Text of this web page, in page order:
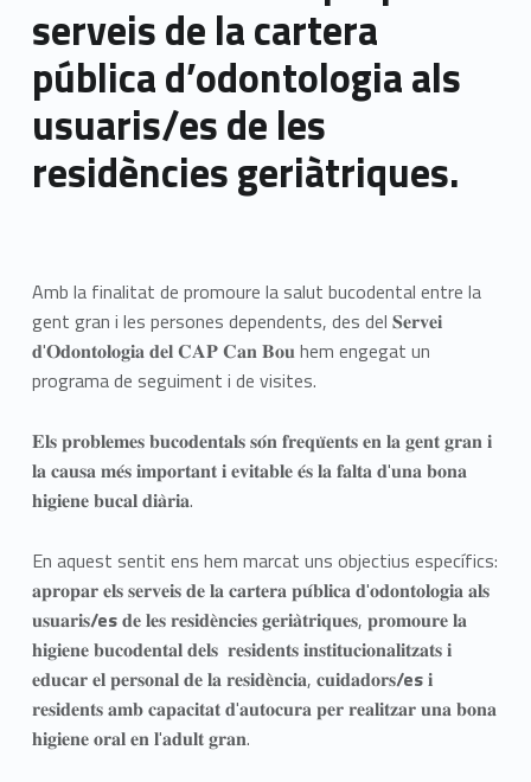
serveis de la cartera
pública d’odontologia als
usuaris/es de les
residències geriàtriques.
Amb la finalitat de promoure la salut bucodental entre la
gent gran i les persones dependents, des del 𝐒𝐞𝐫𝐯𝐞𝐢
𝐝'𝐎𝐝𝐨𝐧𝐭𝐨𝐥𝐨𝐠𝐢𝐚 𝐝𝐞𝐥 𝐂𝐀𝐏 𝐂𝐚𝐧 𝐁𝐨𝐮 hem engegat un
programa de seguiment i de visites.
𝐄𝐥𝐬 𝐩𝐫𝐨𝐛𝐥𝐞𝐦𝐞𝐬 𝐛𝐮𝐜𝐨𝐝𝐞𝐧𝐭𝐚𝐥𝐬 𝐬𝐨́𝐧 𝐟𝐫𝐞𝐪𝐮̈𝐞𝐧𝐭𝐬 𝐞𝐧 𝐥𝐚 𝐠𝐞𝐧𝐭 𝐠𝐫𝐚𝐧 𝐢
𝐥𝐚 𝐜𝐚𝐮𝐬𝐚 𝐦𝐞́𝐬 𝐢𝐦𝐩𝐨𝐫𝐭𝐚𝐧𝐭 𝐢 𝐞𝐯𝐢𝐭𝐚𝐛𝐥𝐞 𝐞́𝐬 𝐥𝐚 𝐟𝐚𝐥𝐭𝐚 𝐝'𝐮𝐧𝐚 𝐛𝐨𝐧𝐚
𝐡𝐢𝐠𝐢𝐞𝐧𝐞 𝐛𝐮𝐜𝐚𝐥 𝐝𝐢𝐚̀𝐫𝐢𝐚.
En aquest sentit ens hem marcat uns objectius específics:
𝐚𝐩𝐫𝐨𝐩𝐚𝐫 𝐞𝐥𝐬 𝐬𝐞𝐫𝐯𝐞𝐢𝐬 𝐝𝐞 𝐥𝐚 𝐜𝐚𝐫𝐭𝐞𝐫𝐚 𝐩𝐮́𝐛𝐥𝐢𝐜𝐚 𝐝'𝐨𝐝𝐨𝐧𝐭𝐨𝐥𝐨𝐠𝐢𝐚 𝐚𝐥𝐬
𝐮𝐬𝐮𝐚𝐫𝐢𝐬/es𝐝𝐞 𝐥𝐞𝐬 𝐫𝐞𝐬𝐢𝐝𝐞̀𝐧𝐜𝐢𝐞𝐬 𝐠𝐞𝐫𝐢𝐚̀𝐭𝐫𝐢𝐪𝐮𝐞𝐬, 𝐩𝐫𝐨𝐦𝐨𝐮𝐫𝐞 𝐥𝐚
𝐡𝐢𝐠𝐢𝐞𝐧𝐞 𝐛𝐮𝐜𝐨𝐝𝐞𝐧𝐭𝐚𝐥 𝐝𝐞𝐥𝐬 𝐫𝐞𝐬𝐢𝐝𝐞𝐧𝐭𝐬 𝐢𝐧𝐬𝐭𝐢𝐭𝐮𝐜𝐢𝐨𝐧𝐚𝐥𝐢𝐭𝐳𝐚𝐭𝐬 𝐢
𝐞𝐝𝐮𝐜𝐚𝐫 𝐞𝐥 𝐩𝐞𝐫𝐬𝐨𝐧𝐚𝐥 𝐝𝐞 𝐥𝐚 𝐫𝐞𝐬𝐢𝐝𝐞̀𝐧𝐜𝐢𝐚, 𝐜𝐮𝐢𝐝𝐚𝐝𝐨𝐫𝐬/es𝐢
𝐫𝐞𝐬𝐢𝐝𝐞𝐧𝐭𝐬 𝐚𝐦𝐛 𝐜𝐚𝐩𝐚𝐜𝐢𝐭𝐚𝐭 𝐝'𝐚𝐮𝐭𝐨𝐜𝐮𝐫𝐚 𝐩𝐞𝐫 𝐫𝐞𝐚𝐥𝐢𝐭𝐳𝐚𝐫 𝐮𝐧𝐚 𝐛𝐨𝐧𝐚
𝐡𝐢𝐠𝐢𝐞𝐧𝐞 𝐨𝐫𝐚𝐥 𝐞𝐧 𝐥'𝐚𝐝𝐮𝐥𝐭 𝐠𝐫𝐚𝐧.